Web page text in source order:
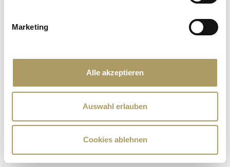
Marketing
Alle akzeptieren
Auswahl erlauben
Cookies ablehnen